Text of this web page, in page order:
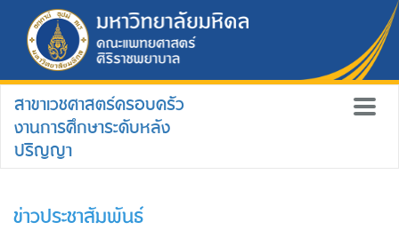
สาขาเวชศาสตร์ครอบครัว
งานการศึกษาระดับหลัง
ปริญญา
ข่าวประชาสัมพันธ์